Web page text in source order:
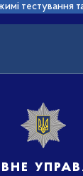
тестування